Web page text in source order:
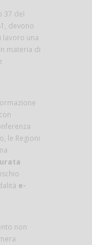
37 del
devono
lavoro una
materia di
le Regioni
e-
non